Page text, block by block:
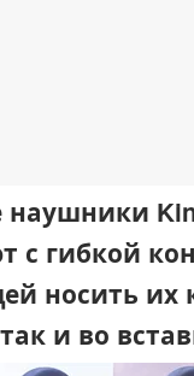
с гибкой
носить их
и во